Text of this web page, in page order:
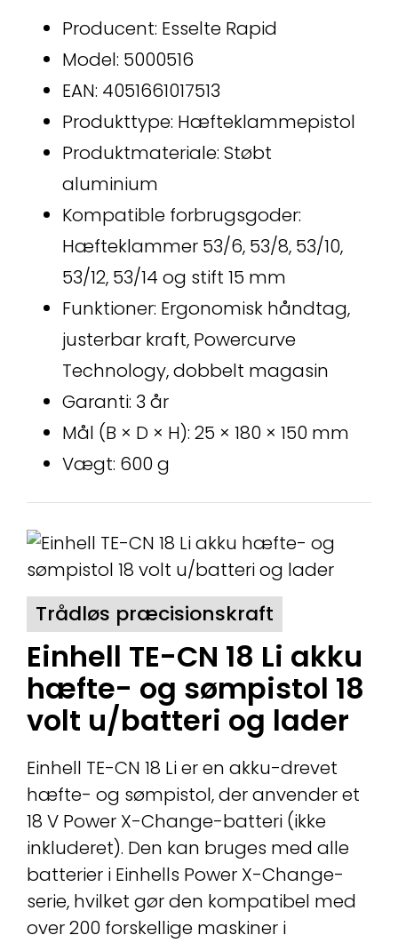
Producent: Esselte Rapid
Model: 5000516
EAN: 4051661017513
Produkttype: Hæfteklammepistol
Produktmateriale: Støbt
aluminium
Kompatible forbrugsgoder:
Hæfteklammer 53/6, 53/8, 53/10,
53/12, 53/14 og stift 15 mm
Funktioner: Ergonomisk håndtag,
justerbar kraft, Powercurve
Technology, dobbelt magasin
Garanti: 3 år
Mål (B × D × H): 25 × 180 × 150 mm
Vægt: 600 g
Trådløs præcisionskraft
Einhell TE-CN 18 Li akku
hæfte- og sømpistol 18
volt u/batteri og lader
Einhell TE-CN 18 Li er en akku-drevet
hæfte- og sømpistol, der anvender et
18 V Power X-Change-batteri (ikke
inkluderet). Den kan bruges med alle
batterier i Einhells Power X-Change-
serie, hvilket gør den kompatibel med
over 200 forskellige maskiner i